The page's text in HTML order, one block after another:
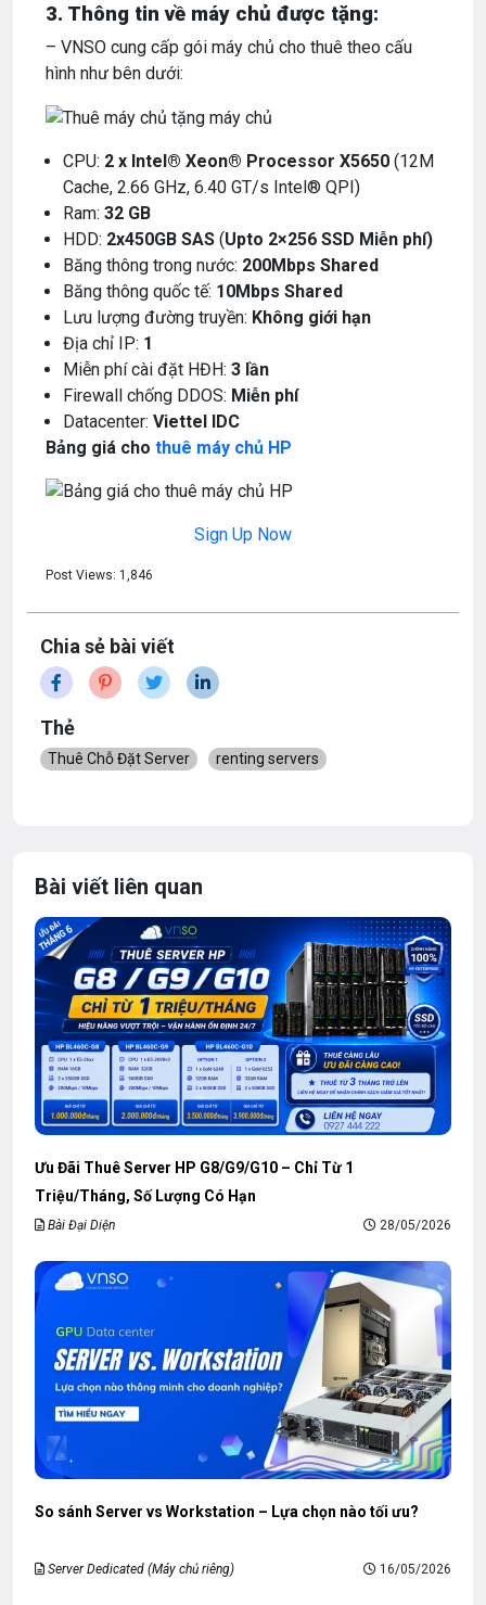
3. Thông tin về máy chủ được tặng:
– VNSO cung cấp gói máy chủ cho thuê theo cấu
hình như bên dưới:
CPU: 2 x Intel® Xeon® Processor X5650 (12M
Cache, 2.66 GHz, 6.40 GT/s Intel® QPI)
Ram: 32 GB
HDD: 2x450GB SAS (Upto 2×256 SSD Miễn phí)
Băng thông trong nước: 200Mbps Shared
Băng thông quốc tế: 10Mbps Shared
Lưu lượng đường truyền: Không giới hạn
Địa chỉ IP: 1
Miễn phí cài đặt HĐH: 3 lần
Firewall chống DDOS: Miễn phí
Datacenter: Viettel IDC
Bảng giá cho thuê máy chủ HP
Sign Up Now
Post Views: 1,846
Chia sẻ bài viết
Thẻ
Thuê Chỗ Đặt Server renting servers
Bài viết liên quan
Ưu Đãi Thuê Server HP G8/G9/G10 – Chỉ Từ 1
Triệu/Tháng, Số Lượng Có Hạn
Bài Đại Diện 28/05/2026
So sánh Server vs Workstation – Lựa chọn nào tối ưu?
Server Dedicated (Máy chủ riêng) 16/05/2026